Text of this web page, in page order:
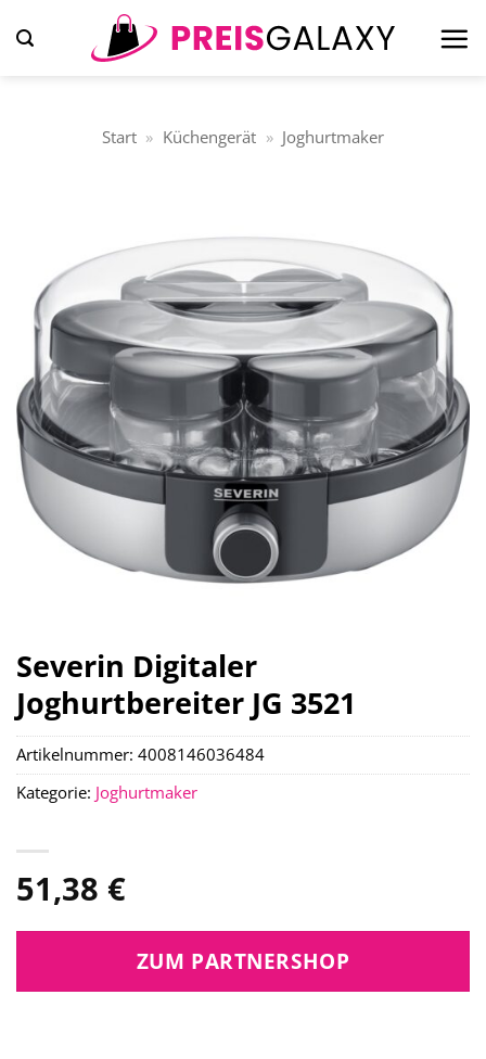
Inhalt
Start » Küchengerät » Joghurtmaker
Severin Digitaler
Joghurtbereiter JG 3521
51,38 €
ZUM PARTNERSHOP
Artikelnummer: 4008146036484
Kategorie: Joghurtmaker